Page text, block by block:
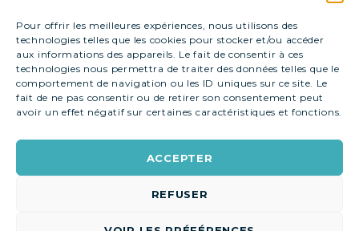
Pour offrir les meilleures expériences, nous utilisons des
technologies telles que les cookies pour stocker et/ou accéder
aux informations des appareils. Le fait de consentir à ces
technologies nous permettra de traiter des données telles que le
comportement de navigation ou les ID uniques sur ce site. Le
fait de ne pas consentir ou de retirer son consentement peut
avoir un effet négatif sur certaines caractéristiques et fonctions.
ACCEPTER
REFUSER
0800 93 159
INJECO Namur
0800 93 159
INJECO MONS-Tournai
0800 93 159